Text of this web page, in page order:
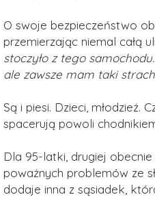
O swoje bezpieczeństwo
przemierzając niemal całą
stoczyło z tego
ale zawsze mam taki
Są i piesi. Dzieci, młodzież.
spacerują powoli
Dla 95-latki, drugiej
poważnych problemów ze
dodaje inna z sąsiadek,